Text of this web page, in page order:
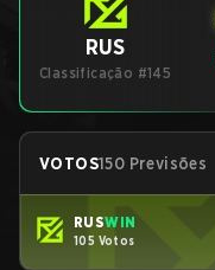
RUS
Classificação #145
VOTOS150 Previsões
RUSWIN
105 Votos